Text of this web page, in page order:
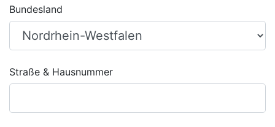
Bundesland
Straße & Hausnummer